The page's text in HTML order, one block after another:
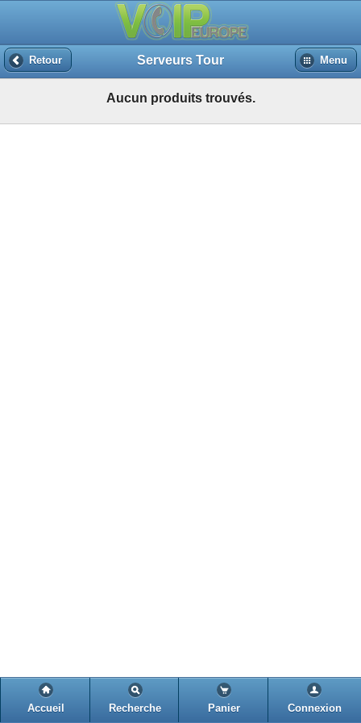
Retour Serveurs Tour Menu
Aucun produits trouvés.
Accueil Recherche Panier Connexion